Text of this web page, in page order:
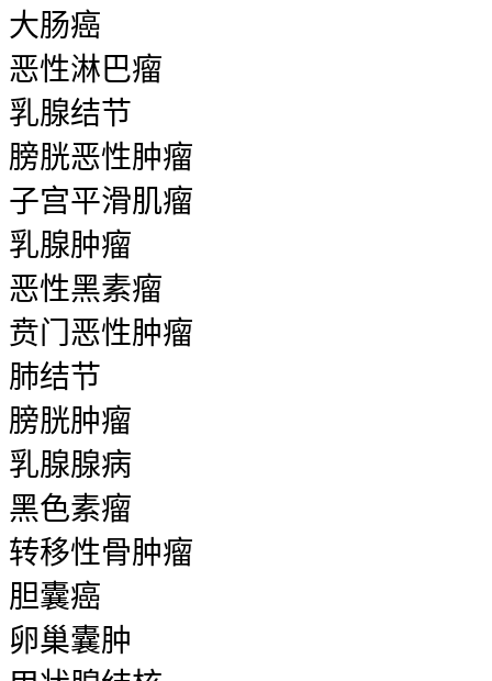
大肠癌
恶性淋巴瘤
乳腺结节
膀胱恶性肿瘤
子宫平滑肌瘤
乳腺肿瘤
恶性黑素瘤
贲门恶性肿瘤
肺结节
膀胱肿瘤
乳腺腺病
黑色素瘤
转移性骨肿瘤
胆囊癌
卵巢囊肿